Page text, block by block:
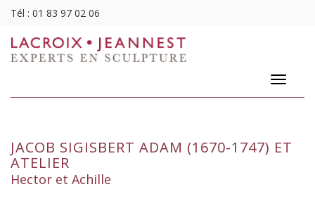
Tél : 01 83 97 02 06
Toggle
JACOB SIGISBERT ADAM (1670-1747) ET
ATELIER
Hector et Achille